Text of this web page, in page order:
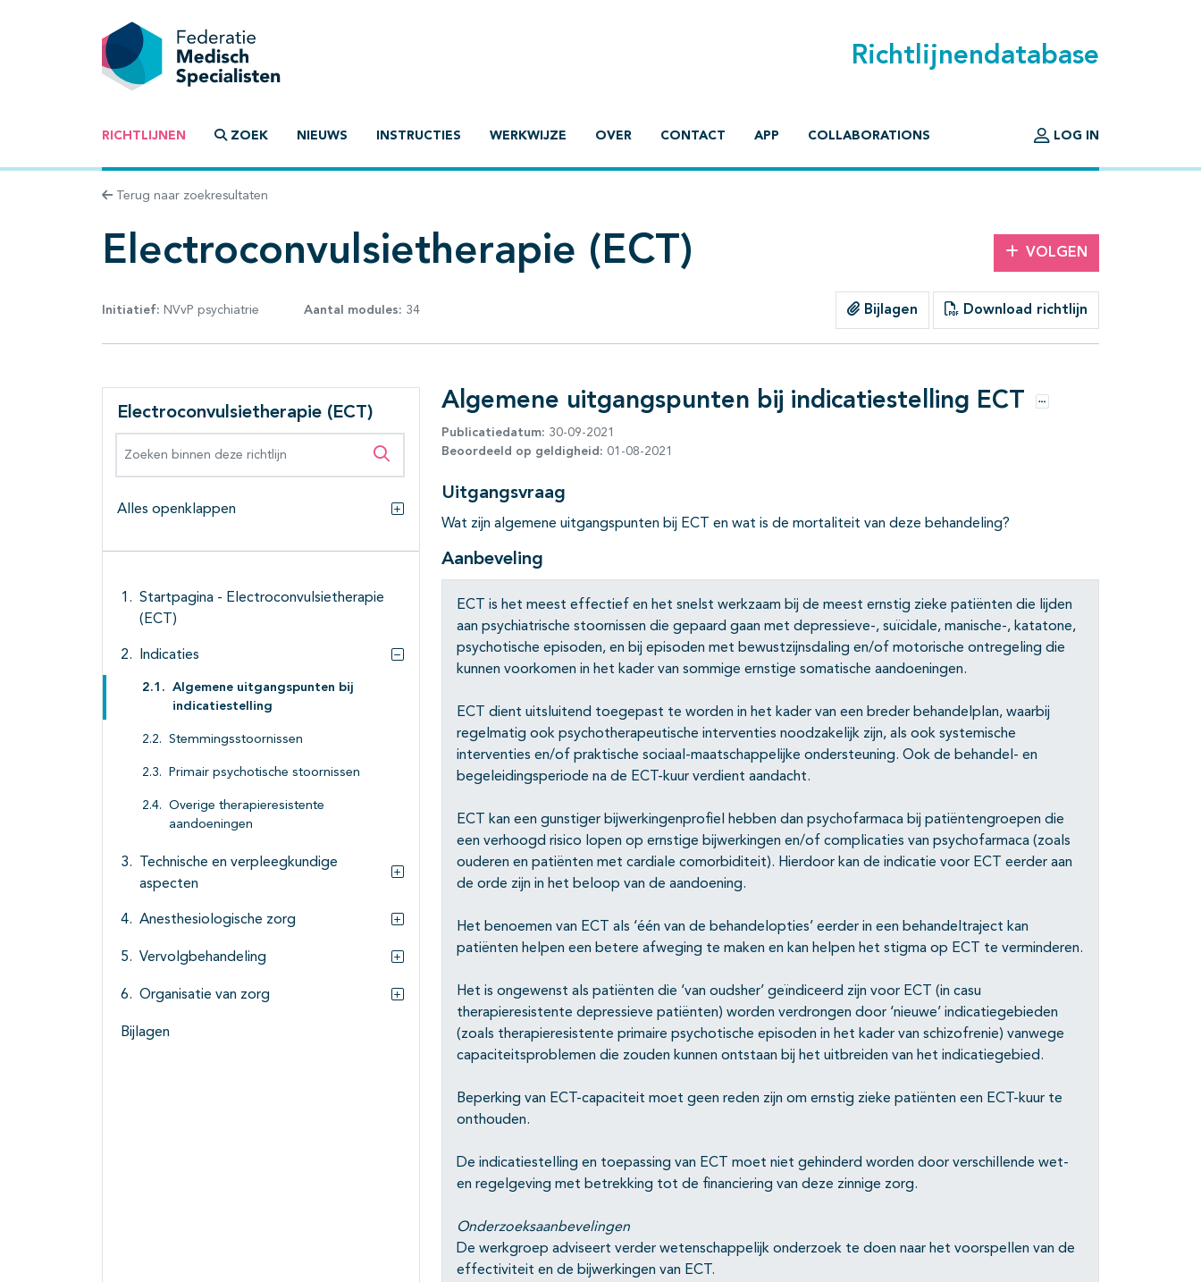
Richtlijnendatabase
RICHTLIJNEN ZOEK NIEUWS INSTRUCTIES WERKWIJZE OVER CONTACT APP COLLABORATIONS LOG IN
Terug naar zoekresultaten
Electroconvulsietherapie (ECT) VOLGEN
Initiatief: NVvP psychiatrie Aantal modules: 34 Bijlagen Download richtlijn
Electroconvulsietherapie (ECT)
Zoeken binnen deze richtlijn
Alles openklappen
Alles openklappen
Startpagina - Electroconvulsietherapie
(ECT)
Indicaties
Subpagina's open- en dichtklappen
Algemene uitgangspunten bij
indicatiestelling
Stemmingsstoornissen
Primair psychotische stoornissen
Overige therapieresistente
aandoeningen
Technische en verpleegkundige
aspecten
Subpagina's open- en dichtklappen
Anesthesiologische zorg
Subpagina's open- en dichtklappen
Vervolgbehandeling
Organisatie van zorg
Subpagina's open- en dichtklappen
Bijlagen
Algemene uitgangspunten bij indicatiestelling ECT Opties
Publicatiedatum: 30-09-2021
Beoordeeld op geldigheid: 01-08-2021
Uitgangsvraag
Wat zijn algemene uitgangspunten bij ECT en wat is de mortaliteit van deze behandeling?
Aanbeveling
ECT is het meest effectief en het snelst werkzaam bij de meest ernstig zieke patiënten die lijden
aan psychiatrische stoornissen die gepaard gaan met depressieve-, suïcidale, manische-, katatone,
psychotische episoden, en bij episoden met bewustzijnsdaling en/of motorische ontregeling die
kunnen voorkomen in het kader van sommige ernstige somatische aandoeningen.
ECT dient uitsluitend toegepast te worden in het kader van een breder behandelplan, waarbij
regelmatig ook psychotherapeutische interventies noodzakelijk zijn, als ook systemische
interventies en/of praktische sociaal-maatschappelijke ondersteuning. Ook de behandel- en
begeleidingsperiode na de ECT-kuur verdient aandacht.
ECT kan een gunstiger bijwerkingenprofiel hebben dan psychofarmaca bij patiëntengroepen die
een verhoogd risico lopen op ernstige bijwerkingen en/of complicaties van psychofarmaca (zoals
ouderen en patiënten met cardiale comorbiditeit). Hierdoor kan de indicatie voor ECT eerder aan
de orde zijn in het beloop van de aandoening.
Het benoemen van ECT als ‘één van de behandelopties’ eerder in een behandeltraject kan
patiënten helpen een betere afweging te maken en kan helpen het stigma op ECT te verminderen.
Het is ongewenst als patiënten die ‘van oudsher’ geïndiceerd zijn voor ECT (in casu
therapieresistente depressieve patiënten) worden verdrongen door ‘nieuwe’ indicatiegebieden
(zoals therapieresistente primaire psychotische episoden in het kader van schizofrenie) vanwege
capaciteitsproblemen die zouden kunnen ontstaan bij het uitbreiden van het indicatiegebied.
Beperking van ECT-capaciteit moet geen reden zijn om ernstig zieke patiënten een ECT-kuur te
onthouden.
De indicatiestelling en toepassing van ECT moet niet gehinderd worden door verschillende wet-
en regelgeving met betrekking tot de financiering van deze zinnige zorg.
Onderzoeksaanbevelingen
De werkgroep adviseert verder wetenschappelijk onderzoek te doen naar het voorspellen van de
effectiviteit en de bijwerkingen van ECT.